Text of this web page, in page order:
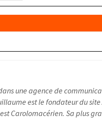
une agence de
est le fondateur du site
Carolomacérien. Sa plus